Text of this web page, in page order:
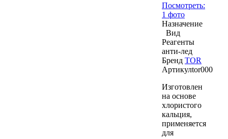
Посмотреть:
1 фото
Назначение
Вид
Реагенты
анти-лед
Бренд TOR
Артикулtor000
Изготовлен
на основе
хлористого
кальция,
применяется
для